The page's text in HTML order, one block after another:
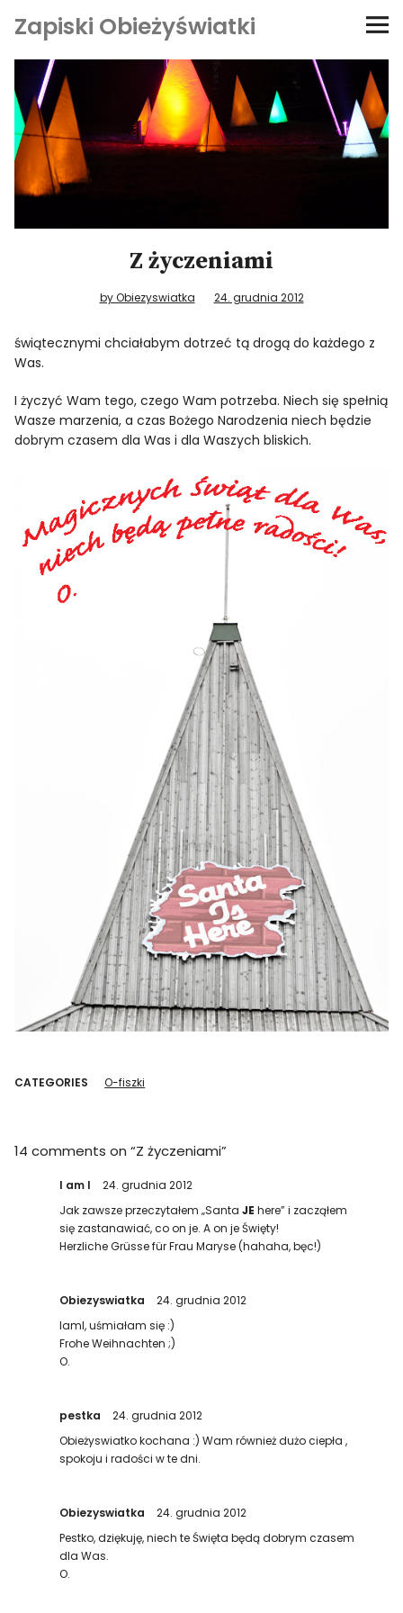
Zapiski Obieżyświatki
Podróże
Kultura i sztuka
Kątem oka
Niezwyczajne ścianyZ życzeniami
by Obiezyswiatka 24. grudnia 2012
świątecznymi chciałabym dotrzeć tą drogą do każdego z
Was.
I życzyć Wam tego, czego Wam potrzeba. Niech się spełnią
Wasze marzenia, a czas Bożego Narodzenia niech będzie
dobrym czasem dla Was i dla Waszych bliskich.
CATEGORIES O-fiszki
14 comments on “Z życzeniami”
I am I
24. grudnia 2012
Jak zawsze przeczytałem „SantaJE here” i zacząłem
się zastanawiać, co on je. A on je Święty!
Herzliche Grüsse für Frau Maryse (hahaha, bęc!)
Obiezyswiatka
24. grudnia 2012
IamI, uśmiałam się :)
Frohe Weihnachten ;)
O.
pestka
24. grudnia 2012
Obieżyswiatko kochana :) Wam również dużo ciepła ,
spokoju i radości w te dni.
Obiezyswiatka
24. grudnia 2012
Pestko, dziękuję, niech te Święta będą dobrym czasem
dla Was.
O.